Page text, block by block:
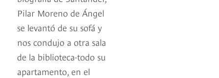
Pilar Moreno de Ángel
se levantó de su sofá y
nos condujo a otra sala
de la biblioteca-todo su
apartamento, en el